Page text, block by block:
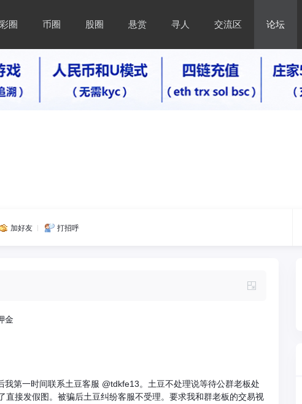
彩圈 币圈 股圈 悬赏 寻人 交流区 论坛
加好友 打招呼
金
第一时间联系土豆客服 @tdkfe13。土豆不处理说等待公群老板处
接发假图。被骗后土豆纠纷客服不受理。要求我和群老板的交易视